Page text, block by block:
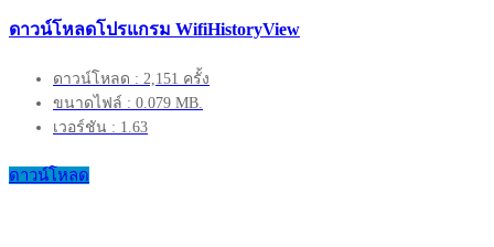
ดาวน์โหลดโปรแกรม WifiHistoryView
ดาวน์โหลด : 2,151 ครั้ง
ขนาดไฟล์ : 0.079 MB.
เวอร์ชัน : 1.63
ดาวน์โหลด